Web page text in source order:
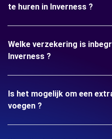
te huren in Inverness ?
Welke verzekering is
Inverness ?
Is het mogelijk om een
voegen ?